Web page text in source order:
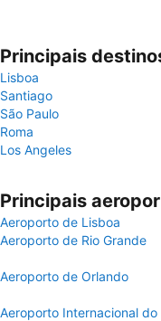
Principais
Lisboa
Santiago
São Paulo
Roma
Los Angeles
Principais
Aeroporto de Lisboa
Aeroporto de Rio Grande
Aeroporto de Orlando
Aeroporto Internacional do